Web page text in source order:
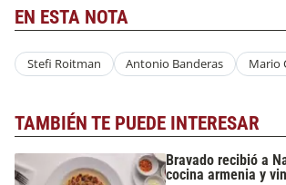
EN ESTA NOTA
Stefi Roitman Antonio Banderas Mario
TAMBIÉN TE PUEDE INTERESAR
Bravado recibió a
cocina armenia y